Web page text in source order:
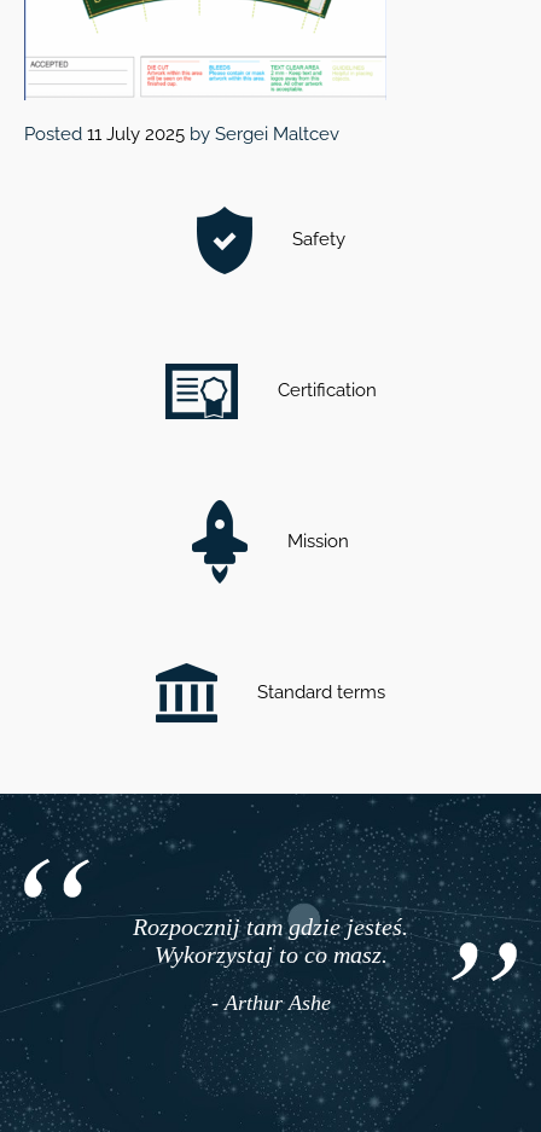
Posted 11 July 2025 by Sergei Maltcev
Safety
Certification
Mission
Standard terms
Rozpocznij tam gdzie jesteś.
Wykorzystaj to co masz.
- Arthur Ashe